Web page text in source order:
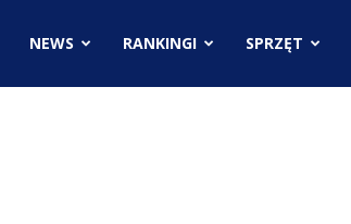
NEWS RANKINGI SPRZĘT